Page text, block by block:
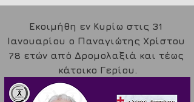
Εκοιμήθη εν Κυρίω στις 31
Ιανουαρίου ο Παναγιώτης Χρίστου
78 ετών από Δρομολαξιά και τέως
κάτοικο Γερίου.